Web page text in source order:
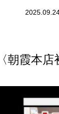
〈朝霞本